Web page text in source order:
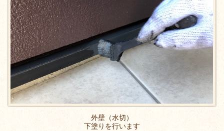
外壁（水切）
下塗りを行います